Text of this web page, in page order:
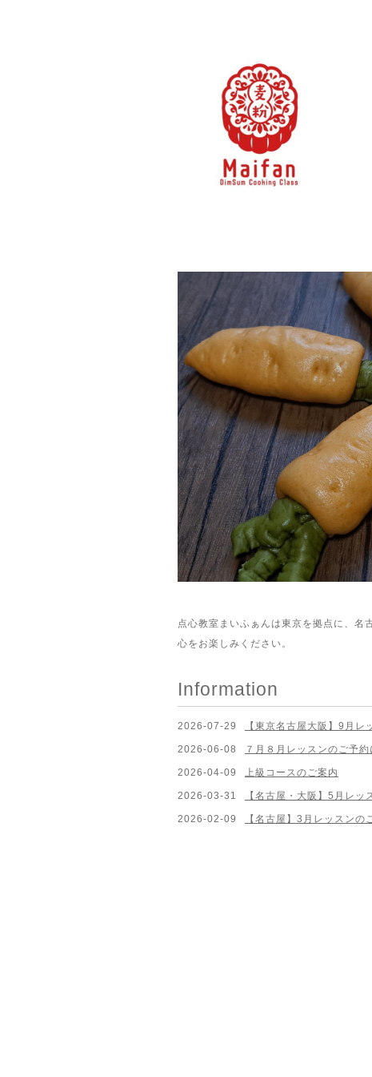
点心教室まいふぁんは東京を拠点に、名
心をお楽しみください。
Information
2026-07-29 【東京名古屋大阪】9月レ
2026-06-08 ７月８月レッスンのご予約
2026-04-09 上級コースのご案内
2026-03-31 【名古屋・大阪】5月レッ
2026-02-09 【名古屋】3月レッスンの